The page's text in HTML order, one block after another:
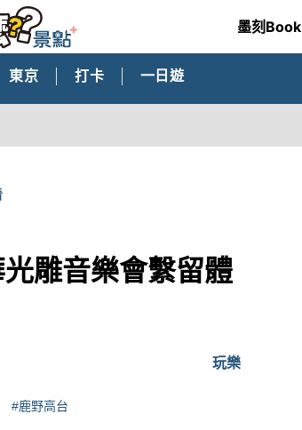
墨刻Book
東京 打卡 一日遊
雕音樂會繫留體
玩樂
#鹿野高台